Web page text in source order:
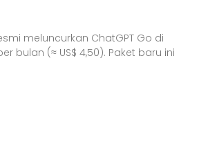
meluncurkan ChatGPT Go di
bulan (≈ US$ 4,50). Paket baru ini